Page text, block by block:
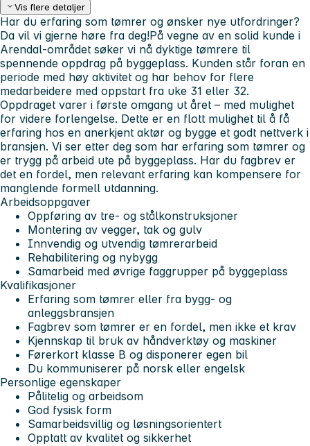
Vis flere detaljer
Har du erfaring som tømrer og ønsker nye utfordringer?
Da vil vi gjerne høre fra deg!På vegne av en solid kunde i
Arendal-området søker vi nå dyktige tømrere til
spennende oppdrag på byggeplass. Kunden står foran en
periode med høy aktivitet og har behov for flere
medarbeidere med oppstart fra uke 31 eller 32.
Oppdraget varer i første omgang ut året – med mulighet
for videre forlengelse. Dette er en flott mulighet til å få
erfaring hos en anerkjent aktør og bygge et godt nettverk i
bransjen. Vi ser etter deg som har erfaring som tømrer og
er trygg på arbeid ute på byggeplass. Har du fagbrev er
det en fordel, men relevant erfaring kan kompensere for
manglende formell utdanning.
Arbeidsoppgaver
Oppføring av tre- og stålkonstruksjoner
Montering av vegger, tak og gulv
Innvendig og utvendig tømrerarbeid
Rehabilitering og nybygg
Samarbeid med øvrige faggrupper på byggeplass
Kvalifikasjoner
Erfaring som tømrer eller fra bygg- og
anleggsbransjen
Fagbrev som tømrer er en fordel, men ikke et krav
Kjennskap til bruk av håndverktøy og maskiner
Førerkort klasse B og disponerer egen bil
Du kommuniserer på norsk eller engelsk
Personlige egenskaper
Pålitelig og arbeidsom
God fysisk form
Samarbeidsvillig og løsningsorientert
Opptatt av kvalitet og sikkerhet